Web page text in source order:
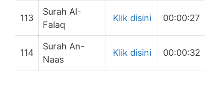
113
Surah Al-
Falaq
Klik disini 00:00:27
114
Surah An-
Naas
Klik disini 00:00:32